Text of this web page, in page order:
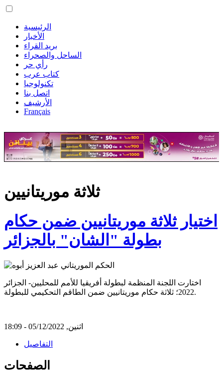
الرئيسية
الأخبار
بريد القراء
الساحل والصحراء
رأي حر
كتاب عرب
تكنولوجيا
اتصل بنا
الأرشيف
Français
ثلاثة موريتانيين
اختيار ثلاثة موريتانيين ضمن حكام
بطولة "الشان" بالجزائر
اختارت اللجنة المنظمة لبطولة أفريقيا للأمم للمحليين- الجزائر
2022؛ ثلاثة حكام موريتانيين ضمن الطاقم التحكيمي للبطولة.
اثنين, 05/12/2022 - 18:09
التفاصيل
الصفحات